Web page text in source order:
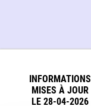
INFORMATIONS
MISES À JOUR
LE 28-04-2026